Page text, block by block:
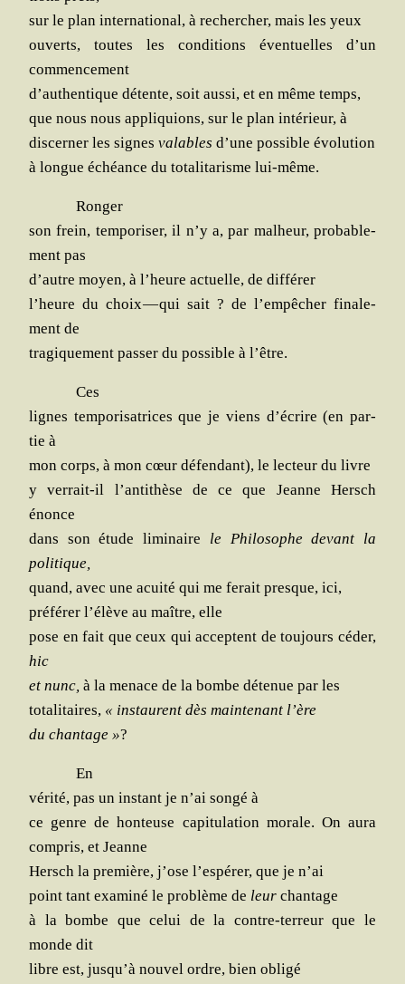
sur le plan inter­na­tio­nal, à recher­cher, mais les yeux
ouverts, toutes les condi­tions éven­tuelles d’un
commencement
d’authentique détente, soit aus­si, et en même temps,
que nous nous appli­quions, sur le plan inté­rieur, à
dis­cer­ner les signes valables d’une pos­sible évolution
à longue échéance du tota­li­ta­risme lui-même.
Ron­ger
son frein, tem­po­ri­ser, il n’y a, par mal­heur, pro­ba­ble­
ment pas
d’autre moyen, à l’heure actuelle, de différer
l’heure du choix — qui sait ? de l’empêcher fina­le­
ment de
tra­gi­que­ment pas­ser du pos­sible à l’être.
Ces
lignes tem­po­ri­sa­trices que je viens d’écrire (en par­
tie à
mon corps, à mon cœur défen­dant), le lec­teur du livre
y ver­rait-il l’antithèse de ce que Jeanne Hersch
énonce
dans son étude limi­naire le Phi­lo­sophe devant la
politique,
quand, avec une acui­té qui me ferait presque, ici,
pré­fé­rer l’élève au maître, elle
pose en fait que ceux qui acceptent de tou­jours céder,
hic
et nunc, à la menace de la bombe déte­nue par les
tota­li­taires, « ins­taurent dès main­te­nant l’ère
du chan­tage »?
En
véri­té, pas un ins­tant je n’ai son­gé à
ce genre de hon­teuse capi­tu­la­tion morale. On aura
com­pris, et Jeanne
Hersch la pre­mière, j’ose l’espérer, que je n’ai
point tant exa­mi­né le pro­blème de leur chan­tage
à la bombe que celui de la contre-ter­reur que le
monde dit
libre est, jusqu’à nou­vel ordre, bien obligé